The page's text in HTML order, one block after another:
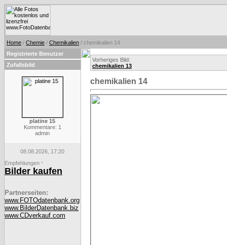
Home / Chemie / Chemikalien / chemikalien 14
Registrierte Benutzer
Zufallsbild
platine 15
Kommentare: 1
admin
08.08.2026, 17:20
Empfehlungen *
Bilder kaufen
Partnerseiten:
www.FOTOdatenbank.org
www.BilderDatenbank.biz
www.CDverkauf.com
Vorheriges Bild:
chemikalien 13
chemikalien 14